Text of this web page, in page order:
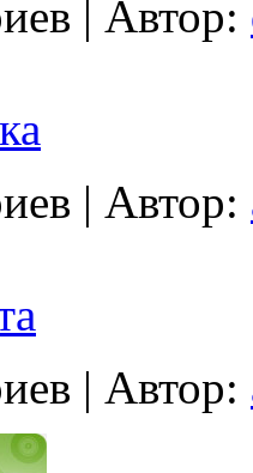
| Автор:
| Автор:
| Автор: